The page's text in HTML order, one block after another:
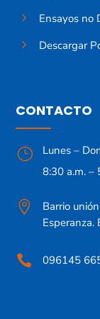
5
Ensayos no
5
Descargar
CONTACTO
}
Lunes –
8:30 a.m. –

Barrio
Esperanza.
 096145